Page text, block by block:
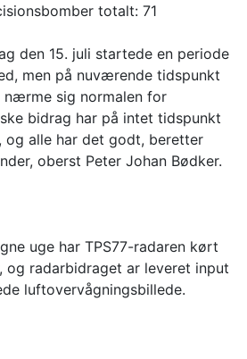
totalt: 71
den 15. juli startede en periode
men på nuværende tidspunkt
sig normalen for
bidrag har på intet tidspunkt
alle har det godt, beretter
oberst Peter Johan Bødker.
uge har TPS77-radaren kørt
og radarbidraget ar leveret input
luftovervågningsbillede.